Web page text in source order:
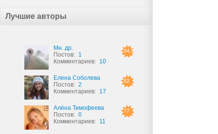
Лучшие авторы
84.5
Мн. др.
Постов: 1
Комментариев: 10
82
Елена Соболева
Постов: 2
Комментариев: 17
77
Алёна Тимофеева
Постов: 0
Комментариев: 11